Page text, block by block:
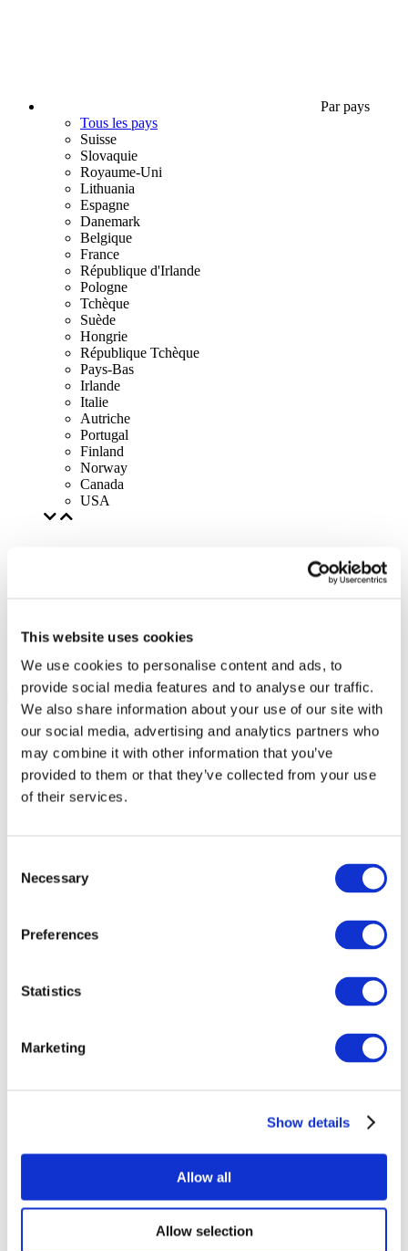
This website uses cookies
We use cookies to personalise content and ads, to
provide social media features and to analyse our traffic.
We also share information about your use of our site with
our social media, advertising and analytics partners who
may combine it with other information that you’ve
provided to them or that they’ve collected from your use
of their services.
Selection
Necessary
Preferences
Statistics
Marketing
Show details
Allow all
Allow selection
Par pays
Tous les pays
Suisse
Slovaquie
Royaume-Uni
Lithuania
Espagne
Danemark
Belgique
France
République d'Irlande
Pologne
Tchèque
Suède
Hongrie
République Tchèque
Pays-Bas
Irlande
Italie
Autriche
Portugal
Finland
Norway
Canada
USA
Événements
Concerts
Rock music